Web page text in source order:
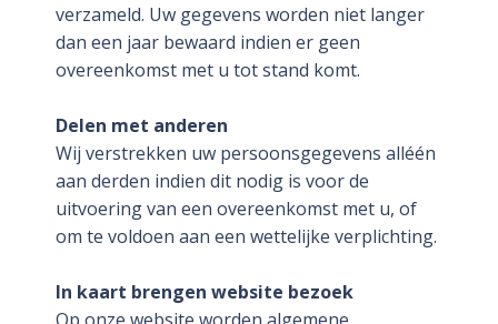
verzameld. Uw gegevens worden niet langer
dan een jaar bewaard indien er geen
overeenkomst met u tot stand komt.
Delen met anderen
Wij verstrekken uw persoonsgegevens alléén
aan derden indien dit nodig is voor de
uitvoering van een overeenkomst met u, of
om te voldoen aan een wettelijke verplichting.
In kaart brengen website bezoek